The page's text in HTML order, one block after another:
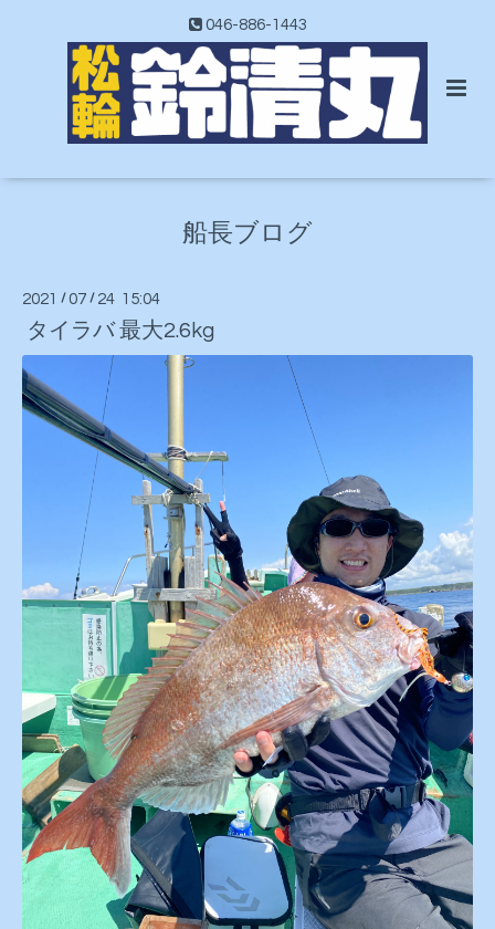
046-886-1443
船長ブログ
2021 / 07 / 24 15:04
タイラバ 最大2.6kg